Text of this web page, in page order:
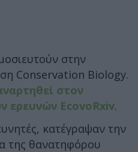
στην
Conservation Biology.
στον
ερευνών EcovoRxiv.
κατέγραψαν την
της θανατηφόρου